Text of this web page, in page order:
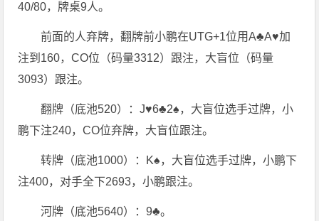
40/80，牌桌9人。
前面的人弃牌，翻牌前小鹏在UTG+1位用A♣A♥加
注到160，CO位（码量3312）跟注，大盲位（码量
3093）跟注。
翻牌（底池520）：J♥6♣2♠，大盲位选手过牌，小
鹏下注240，CO位弃牌，大盲位跟注。
转牌（底池1000）：K♠，大盲位选手过牌，小鹏下
注400，对手全下2693，小鹏跟注。
河牌（底池5640）：9♣。